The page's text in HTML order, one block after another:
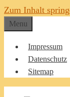
Zum Inhalt
Menu
Impressum
Datenschutz
Sitemap